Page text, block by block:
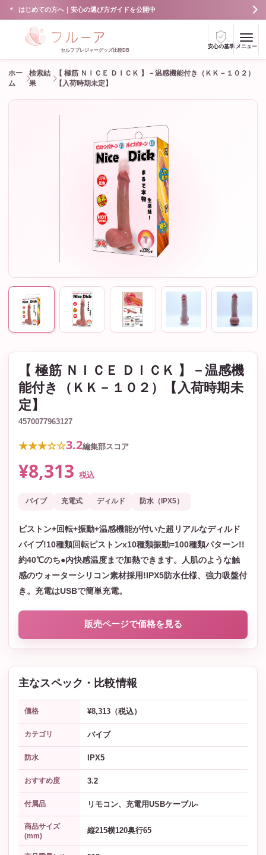
はじめての方へ｜安心の選び方ガイドを公開中
セルフプレジャーグッズ比較DB
安心の基準 メニュー
ホー
ム
検索結
果
【 極筋 ＮＩＣＥ ＤＩＣＫ 】－温感機能付き（ＫＫ－１０２）
【入荷時期未定】
【 極筋 ＮＩＣＥ ＤＩＣＫ 】－温感機
能付き（ＫＫ－１０２）【入荷時期未
定】
4570077963127
★★★☆☆3.2編集部スコア
¥8,313 税込
バイブ 充電式 ディルド 防水（IPX5）
ピストン+回転+振動+温感機能が付いた超リアルなディルド
バイブ!10種類回転ピストンx10種類振動=100種類パターン!!
約40℃のち●内快感温度まで加熱できます。人肌のような触
感のウォーターシリコン素材採用!IPX5防水仕様、強力吸盤付
き。充電はUSBで簡単充電。
販売ページで価格を見る
主なスペック・比較情報
価格 ¥8,313（税込）
カテゴリ バイブ
防水 IPX5
おすすめ度 3.2
付属品 リモコン、充電用USBケーブル-
商品サイズ
(mm)
縦215横120奥行65